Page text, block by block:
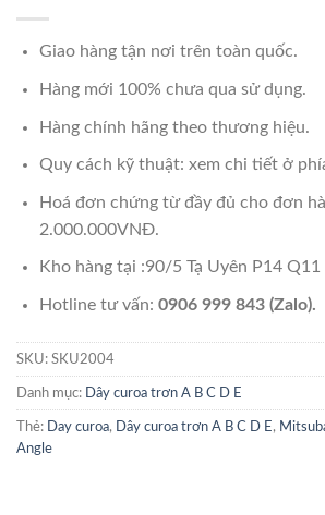
Giao hàng tận nơi trên toàn quốc.
Hàng mới 100% chưa qua sử dụng.
Hàng chính hãng theo thương hiệu.
Quy cách kỹ thuật: xem chi tiết ở
Hoá đơn chứng từ đầy đủ cho đơn
2.000.000VNĐ.
Kho hàng tại :90/5 Tạ Uyên P14 Q11
Hotline tư vấn: 0906 999 843 (Zalo).
SKU: SKU2004
Danh mục: Dây curoa trơn A B C D E
Thẻ: Day curoa, Dây curoa trơn A B C D E ,
Angle